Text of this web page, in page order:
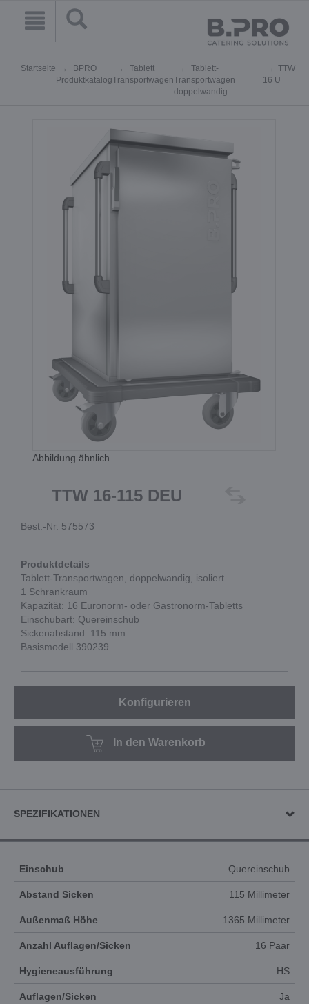
Startseite
BPRO
Produktkatalog
Tablett
Transportwagen
Tablett-
Transportwagen
doppelwandig
TTW
16 U
Abbildung ähnlich
TTW 16-115 DEU
Best.-Nr. 575573
Produktdetails
Tablett-Transportwagen, doppelwandig, isoliert
1 Schrankraum
Kapazität: 16 Euronorm- oder Gastronorm-Tabletts
Einschubart: Quereinschub
Sickenabstand: 115 mm
Basismodell 390239
Konfigurieren
In den Warenkorb
SPEZIFIKATIONEN
Einschub Quereinschub
Abstand Sicken 115 Millimeter
Außenmaß Höhe 1365 Millimeter
Anzahl Auflagen/Sicken 16 Paar
Hygieneausführung HS
Auflagen/Sicken Ja